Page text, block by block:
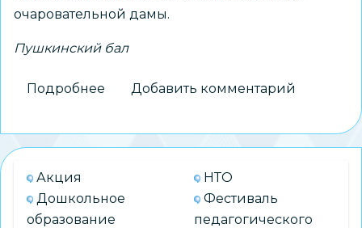
очаровательной дамы.
Пушкинский бал
Подробнее
школы
№
стали
участниками
Добавить комментарий
Акция
Дошкольное
образование
НТО
Фестиваль
педагогического